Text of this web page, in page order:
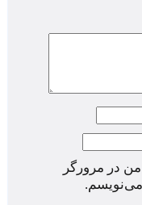
در مرورگر
می‌نویسم.